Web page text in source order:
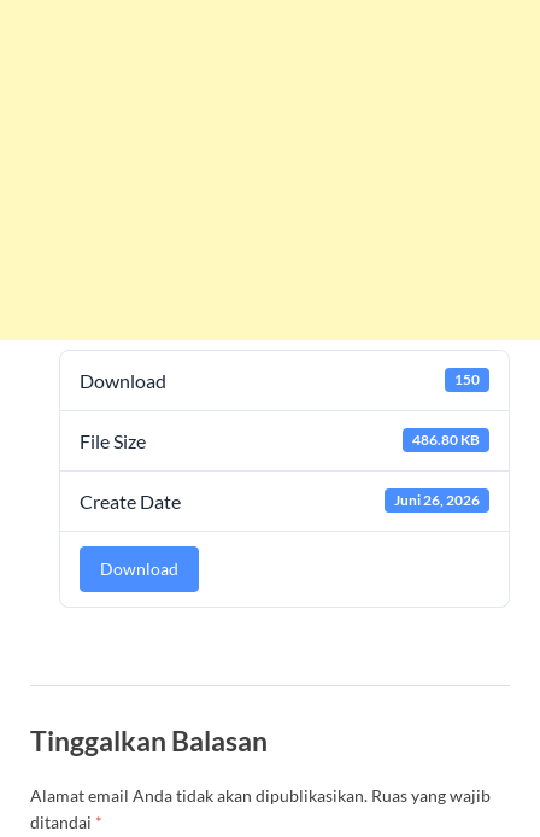
Download 150
File Size 486.80 KB
Create Date Juni 26, 2026
Download
Tinggalkan Balasan
Alamat email Anda tidak akan dipublikasikan. Ruas yang wajib
ditandai *